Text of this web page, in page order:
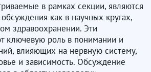
в рамках секции, являются
как в научных кругах,
здравоохранении. Эти
ключевую роль в понимании и
влияющих на нервную систему,
и зависимость. Обсуждение